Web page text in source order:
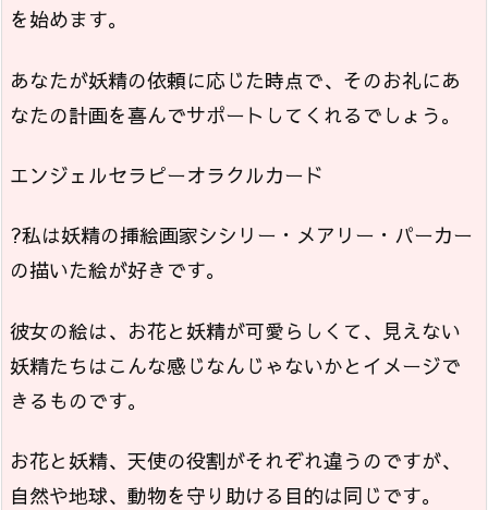
を始めます。
あなたが妖精の依頼に応じた時点で、そのお礼にあ
なたの計画を喜んでサポートしてくれるでしょう。
エンジェルセラピーオラクルカード
?私は妖精の挿絵画家シシリー・メアリー・パーカー
の描いた絵が好きです。
彼女の絵は、お花と妖精が可愛らしくて、見えない
妖精たちはこんな感じなんじゃないかとイメージで
きるものです。
お花と妖精、天使の役割がそれぞれ違うのですが、
自然や地球、動物を守り助ける目的は同じです。